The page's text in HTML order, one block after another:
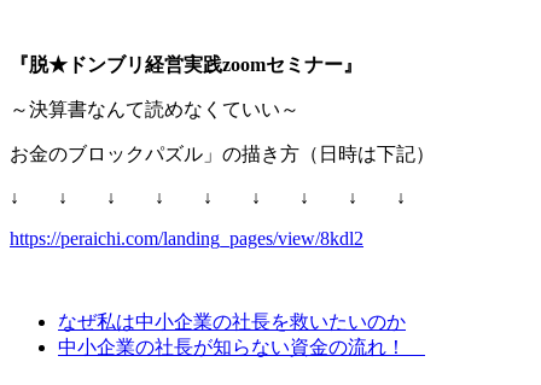
『脱★ドンブリ経営実践zoomセミナー』
～決算書なんて読めなくていい～
お金のブロックパズル」の描き方（日時は下記）
↓ ↓ ↓ ↓ ↓ ↓ ↓ ↓ ↓
https://peraichi.com/landing_pages/view/8kdl2
なぜ私は中小企業の社長を救いたいのか
中小企業の社長が知らない資金の流れ！